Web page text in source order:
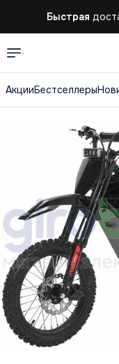
Быстрая
АкцииБестселлеры